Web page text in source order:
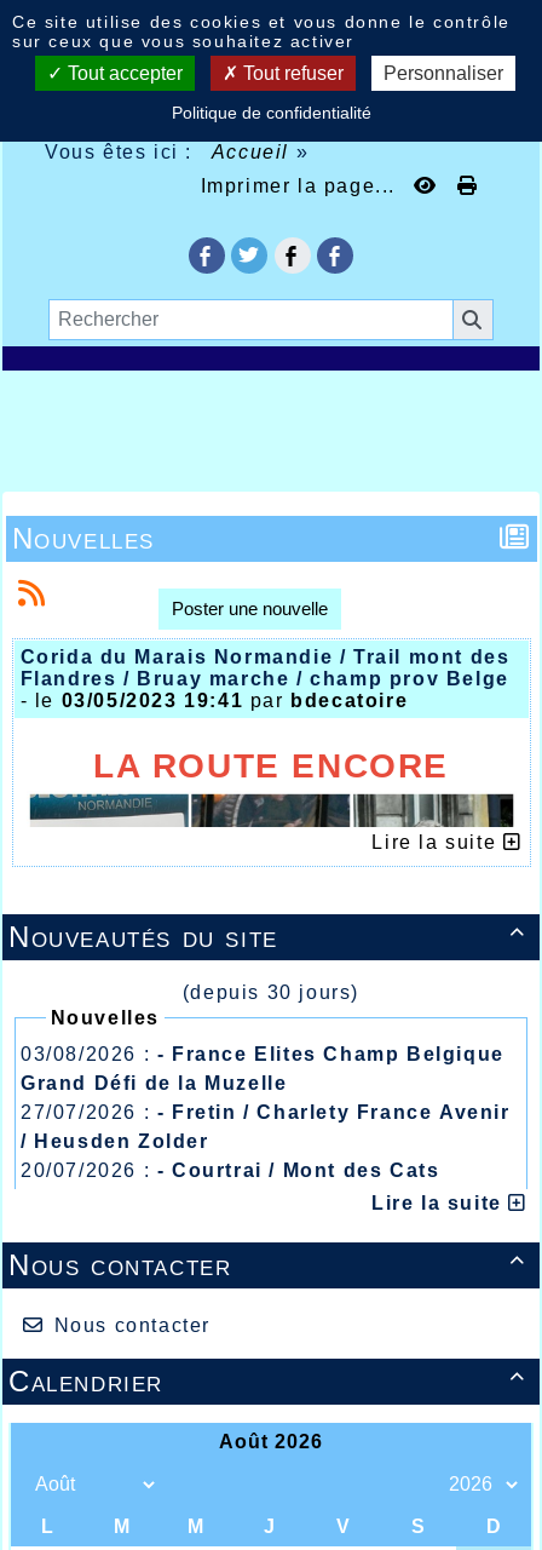
Vous êtes ici : Accueil »
Imprimer la page...

Nouveautés du site
(depuis 30 jours)
Nouvelles
03/08/2026 : - France Elites Champ Belgique
Grand Défi de la Muzelle
27/07/2026 : - Fretin / Charlety France Avenir
/ Heusden Zolder
20/07/2026 : - Courtrai / Mont des Cats
- Lyon / Meeting Abeilles /Lire la suite

Nous contacter
Nous contacter

Calendrier
Nouvelles
Poster une nouvelle
Corida du Marais Normandie / Trail mont des
Flandres / Bruay marche / champ prov Belge
- le 03/05/2023 19:41 par bdecatoire
LA ROUTE ENCORE
CRUYSSEN / Julie VOET
certains cette période de vacances est
l’occasion de se tester dans d’autres lieux
face à une adversité pas toujours connue,
et c’est ce qu’a fait notre excellent master 1
Ahmed Abousitre, profitant de son séjour en
Normandie pour s’offrir une très belle
victoire sur le 10kms de la Corrida du
Lire la suite
Ce site utilise des cookies et vous donne le contrôle
sur ceux que vous souhaitez activer
Tout accepter Tout refuser Personnaliser
Politique de confidentialité